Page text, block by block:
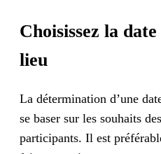
Choisissez la
lieu
La détermination d’une
se baser sur les souhaits des
participants. Il est